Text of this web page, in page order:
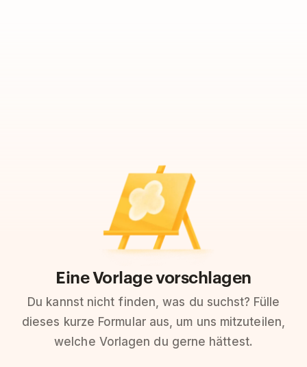
Eine Vorlage vorschlagen
Du kannst nicht finden, was du suchst? Fülle
dieses kurze Formular aus, um uns mitzuteilen,
welche Vorlagen du gerne hättest.